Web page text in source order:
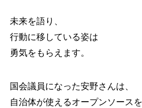
未来を語り、
行動に移している姿は
勇気をもらえます。
国会議員になった安野さんは、
自治体が使えるオープンソースを